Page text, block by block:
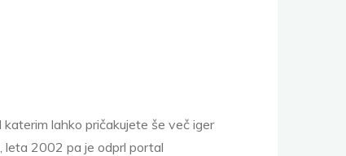
katerim lahko pričakujete še več iger
leta 2002 pa je odprl portal